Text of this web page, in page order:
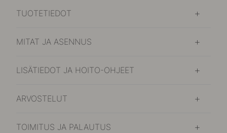
TUOTETIEDOT
MITAT JA ASENNUS
LISÄTIEDOT JA HOITO-OHJEET
ARVOSTELUT
TOIMITUS JA PALAUTUS